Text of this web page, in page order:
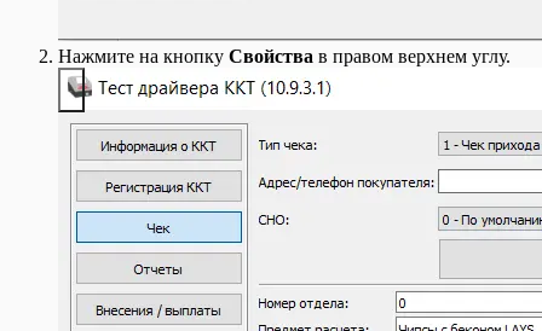
Шаблоны для отчета Товары на реализации
Шаблоны для отчета Управление закупками
Шаблоны для Узбекистана
Шаблоны для Украины
Шаблоны Договоров
Этикетки и ценники
Нажмите на кнопку Свойства в правом верхнем углу.